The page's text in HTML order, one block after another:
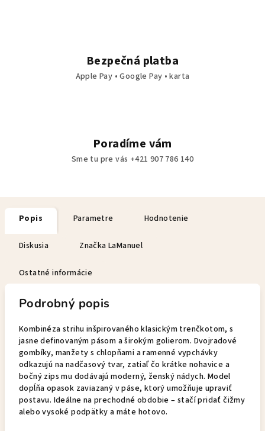
Bezpečná platba
Apple Pay • Google Pay • karta
Poradíme vám
Sme tu pre vás +421 907 786 140
Popis Parametre Hodnotenie
Diskusia Značka LaManuel
Ostatné informácie
Podrobný popis
Kombinéza strihu inšpirovaného klasickým trenčkotom, s
jasne definovaným pásom a širokým golierom. Dvojradové
gombíky, manžety s chlopňami a ramenné vypchávky
odkazujú na nadčasový tvar, zatiaľ čo krátke nohavice a
bočný zips mu dodávajú moderný, ženský nádych. Model
dopĺňa opasok zaviazaný v páse, ktorý umožňuje upraviť
postavu. Ideálne na prechodné obdobie – stačí pridať čižmy
alebo vysoké podpätky a máte hotovo.